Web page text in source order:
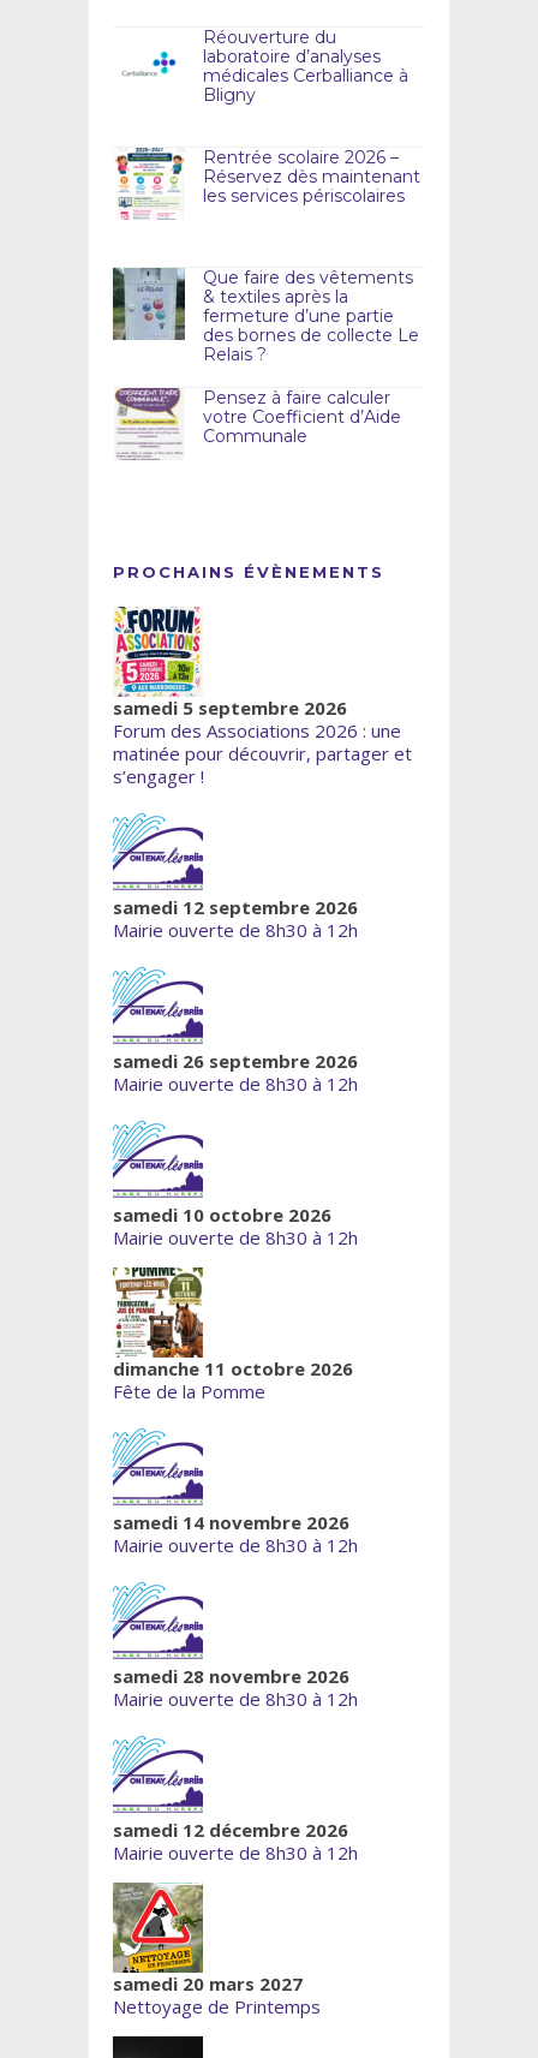
Réouverture du
laboratoire d’analyses
médicales Cerballiance à
Bligny
Rentrée scolaire 2026 –
Réservez dès maintenant
les services périscolaires
Que faire des vêtements
& textiles après la
fermeture d’une partie
des bornes de collecte Le
Relais ?
Pensez à faire calculer
votre Coefficient d’Aide
Communale
PROCHAINS ÉVÈNEMENTS
samedi 5 septembre 2026
Forum des Associations 2026 : une
matinée pour découvrir, partager et
s’engager !
samedi 12 septembre 2026
Mairie ouverte de 8h30 à 12h
samedi 26 septembre 2026
Mairie ouverte de 8h30 à 12h
samedi 10 octobre 2026
Mairie ouverte de 8h30 à 12h
dimanche 11 octobre 2026
Fête de la Pomme
samedi 14 novembre 2026
Mairie ouverte de 8h30 à 12h
samedi 28 novembre 2026
Mairie ouverte de 8h30 à 12h
samedi 12 décembre 2026
Mairie ouverte de 8h30 à 12h
samedi 20 mars 2027
Nettoyage de Printemps